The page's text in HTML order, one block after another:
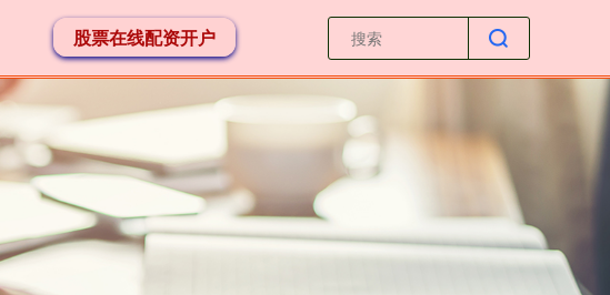
股票在线配资开户